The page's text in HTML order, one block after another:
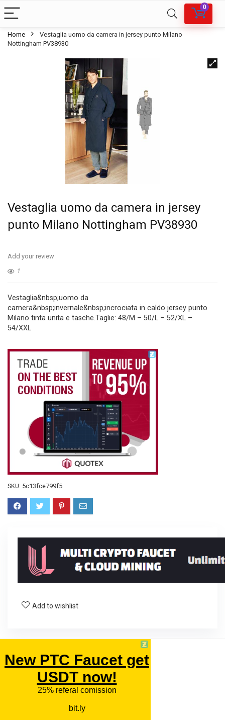
0
Home
Vestaglia uomo da camera in jersey punto Milano
Nottingham PV38930
Vestaglia uomo da camera in jersey
punto Milano Nottingham PV38930
Add your review
1
Vestaglia&nbsp;uomo da
camera&nbsp;invernale&nbsp;incrociata in caldo jersey punto
Milano tinta unita e tasche.Taglie: 48/M – 50/L – 52/XL –
54/XXL
SKU: 5c13fce799f5
Add to wishlist